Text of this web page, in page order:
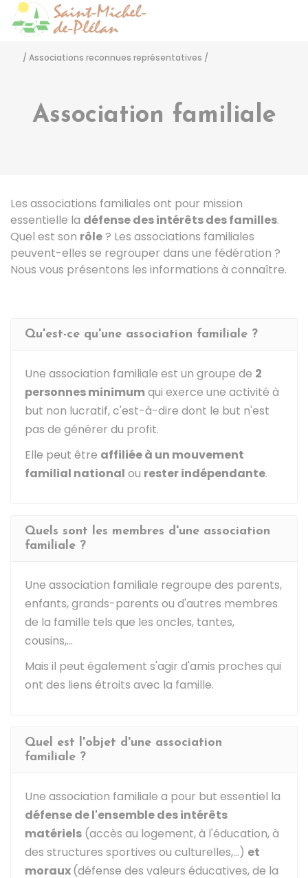
/ Associations reconnues représentatives /
Association familiale
Les associations familiales ont pour mission
essentielle la défensedes intérêts des familles.
Quel est son rôle? Les associations familiales
peuvent-elles se regrouper dans une fédération ?
Nous vous présentons les informations à connaître.
Qu'est-ce qu'une association familiale ?
Une association familiale est un groupe de 2
personnes minimumqui exerce une activité à
but non lucratif, c'est-à-dire dont le but n'est
pas de générer du profit.
Elle peut être affiliée à un mouvement
familial national ou rester indépendante.
Quels sont les membres d'une association
familiale ?
Une association familiale regroupe des parents,
enfants, grands-parents ou d'autres membres
de la famille tels que les oncles, tantes,
cousins,...
Mais il peut également s'agir d'amis proches qui
ont des liens étroits avec la famille.
Quel est l'objet d'une association
familiale ?
Une association familiale a pour but essentiel la
défense de l'ensemble des intérêts
matériels (accès au logement, à l'éducation, à
des structures sportives ou culturelles,...) et
moraux(défense des valeurs éducatives, de la